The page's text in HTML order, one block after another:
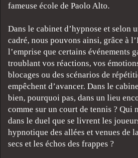
fameuse école de Paolo Alto.
Dans le cabinet d’hypnose et selon
cadré, nous pouvons ainsi, grâce à
l’emprise que certains événements
troublant vos réactions, vos
blocages ou des scénarios de
empêchent d’avancer. Dans le
bien, pourquoi pas, dans un lieu
comme sur un court de tennis ? Qui
dans le duel que se livrent les
hypnotique des allées et venues de
secs et les échos des frappes ?